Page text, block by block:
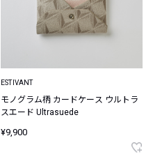
ESTIVANT
モノグラム柄 カードケース ウルトラ
スエード Ultrasuede
¥9,900